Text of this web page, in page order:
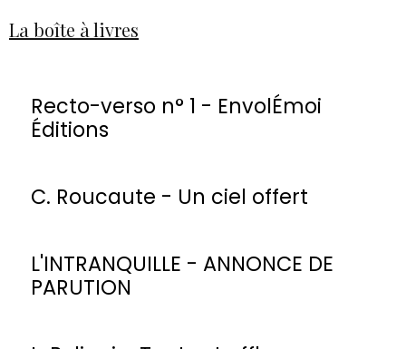
La boîte à livres
Recto-verso n° 1 - EnvolÉmoi
Éditions
C. Roucaute - Un ciel offert
L'INTRANQUILLE - ANNONCE DE
PARUTION